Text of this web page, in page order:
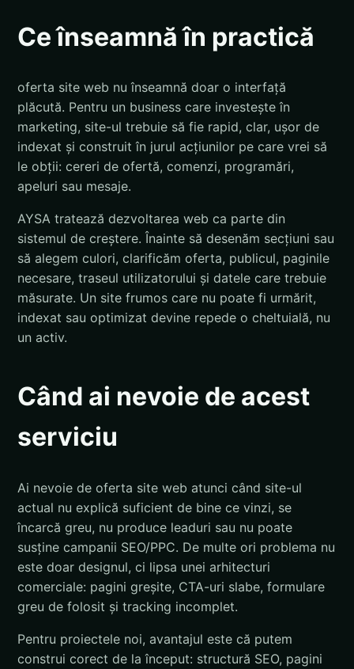
Ce înseamnă în practică
oferta site web nu înseamnă doar o interfață
plăcută. Pentru un business care investește în
marketing, site-ul trebuie să fie rapid, clar, ușor de
indexat și construit în jurul acțiunilor pe care vrei să
le obții: cereri de ofertă, comenzi, programări,
apeluri sau mesaje.
AYSA tratează dezvoltarea web ca parte din
sistemul de creștere. Înainte să desenăm secțiuni sau
să alegem culori, clarificăm oferta, publicul, paginile
necesare, traseul utilizatorului și datele care trebuie
măsurate. Un site frumos care nu poate fi urmărit,
indexat sau optimizat devine repede o cheltuială, nu
un activ.
Când ai nevoie de acest
serviciu
Ai nevoie de oferta site web atunci când site-ul
actual nu explică suficient de bine ce vinzi, se
încarcă greu, nu produce leaduri sau nu poate
susține campanii SEO/PPC. De multe ori problema nu
este doar designul, ci lipsa unei arhitecturi
comerciale: pagini greșite, CTA-uri slabe, formulare
greu de folosit și tracking incomplet.
Pentru proiectele noi, avantajul este că putem
construi corect de la început: structură SEO, pagini